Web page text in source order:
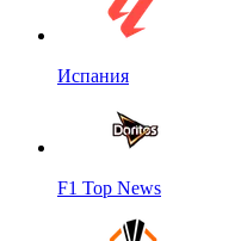
Испания
F1 Top News